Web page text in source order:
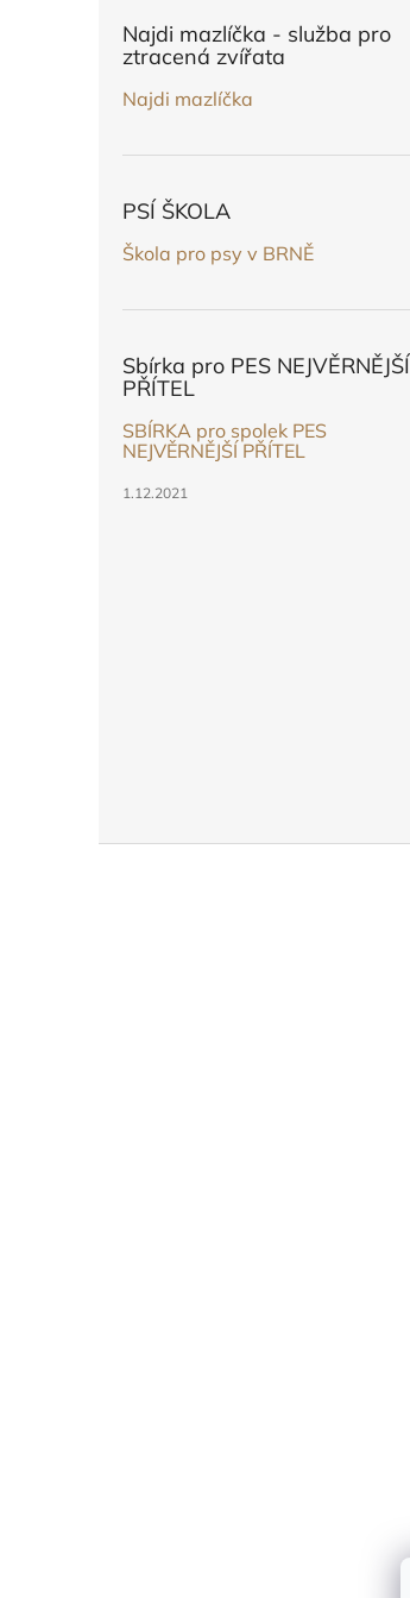
Najdi mazlíčka - služba pro
ztracená zvířata
Najdi mazlíčka
PSÍ ŠKOLA
Škola pro psy v BRNĚ
Sbírka pro PES NEJVĚRNĚJŠÍ
PŘÍTEL
SBÍRKA pro spolek PES
NEJVĚRNĚJŠÍ PŘÍTEL
1.12.2021